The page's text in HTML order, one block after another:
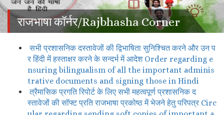
राजभाषा कॉर्नर/Rajbhasha Corner
सभी प्रशासनिक दस्तावेजों की द्विभाषिता सुनिश्चित करने और उन प
र हिंदी में हस्ताक्षर करने के सन्दर्भ में आदेश Order regarding e
nsuring bilingualism of all the important adminis
trative documents and signing those in Hindi
त्रैमासिक प्रगति रिपोर्ट के लिए सभी महत्वपूर्ण प्रशासनिक द
स्तावेजों की सॉफ्ट प्रति राजभाषा प्रकोष्ठ में भेजने हेतु परिपत्र Circ